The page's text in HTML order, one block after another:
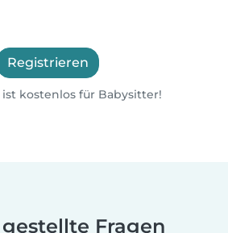
Registrieren
ist kostenlos für Babysitter!
Fragen